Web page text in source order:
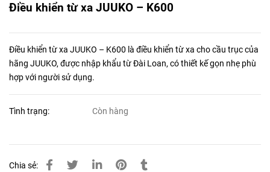
Điều khiển từ xa JUUKO – K600
Điều khiển từ xa JUUKO – K600 là điều khiển từ xa cho cầu trục của
hãng JUUKO, được nhập khẩu từ Đài Loan, có thiết kế gọn nhẹ phù
hợp với người sử dụng.
Tình trạng: Còn hàng
Chia sẻ: